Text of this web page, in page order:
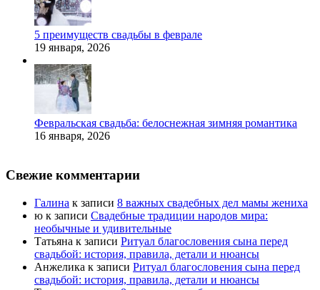
5 преимуществ свадьбы в феврале
19 января, 2026
Февральская свадьба: белоснежная зимняя романтика
16 января, 2026
Свежие комментарии
Галина к записи 8 важных свадебных дел мамы жениха
ю к записи Свадебные традиции народов мира:
необычные и удивительные
Татьяна к записи Ритуал благословения сына перед
свадьбой: история, правила, детали и нюансы
Анжелика к записи Ритуал благословения сына перед
свадьбой: история, правила, детали и нюансы